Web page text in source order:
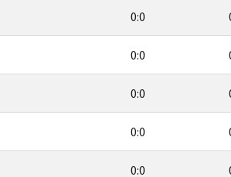
0:0
0:0
0:0
0:0
0:0